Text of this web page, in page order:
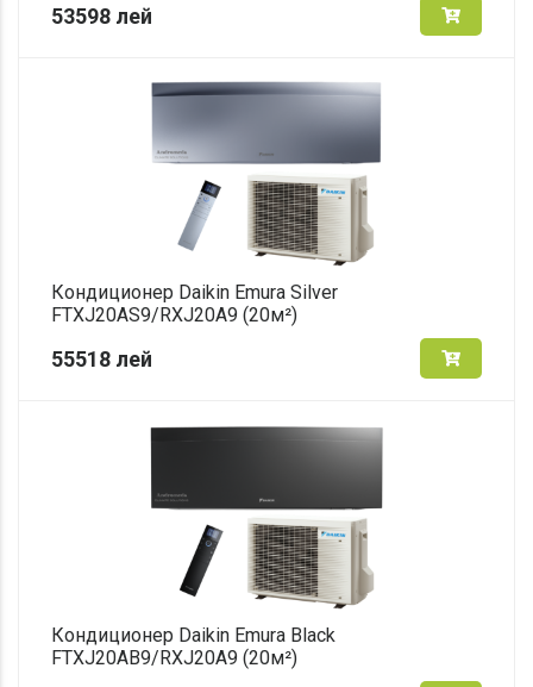
53598 лей
Кондиционер Daikin Emura Silver
FTXJ20AS9/RXJ20A9 (20м²)
55518 лей
Кондиционер Daikin Emura Black
FTXJ20AB9/RXJ20A9 (20м²)